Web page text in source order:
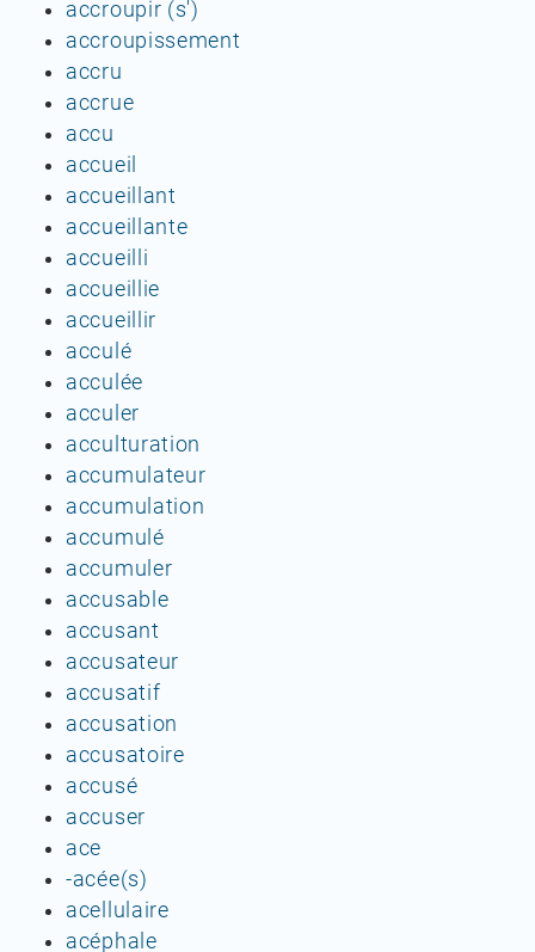
accroupir (s')
accroupissement
accru
accrue
accu
accueil
accueillant
accueillante
accueilli
accueillie
accueillir
acculé
acculée
acculer
acculturation
accumulateur
accumulation
accumulé
accumuler
accusable
accusant
accusateur
accusatif
accusation
accusatoire
accusé
accuser
ace
-acée(s)
acellulaire
acéphale